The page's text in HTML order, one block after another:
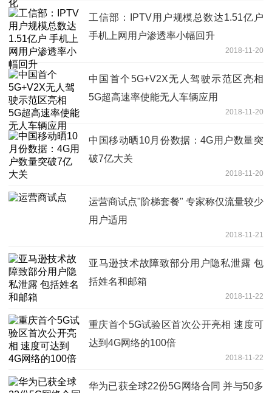
工信部：IPTV用户规模总数达1.51亿户
手机上网用户渗透率小幅回升
2018-11-20
中国首个5G+V2X无人驾驶示范区亮相
5G超高速率使能无人车辆应用
2018-11-20
中国移动晒10月份数据：4G用户数量突
破7亿大关
2018-11-20
运营商试点"阶梯套餐" 专家称仅流量较少
用户适用
2018-11-21
亚马逊技术故障致部分用户隐私泄露 包
括姓名和邮箱
2018-11-22
重庆首个5G试验区首次公开亮相 速度可
达到4G网络的100倍
2018-11-22
华为已获全球22份5G网络合同 并与50多